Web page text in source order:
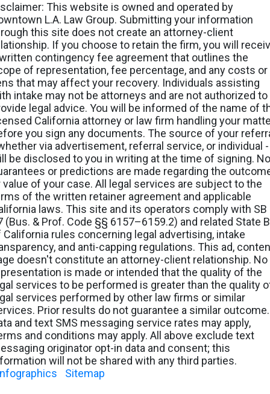
This website is owned and operated by
L.A. Law Group. Submitting your information
this site does not create an attorney-client
If you choose to retain the firm, you will
contingency fee agreement that outlines the
of representation, fee percentage, and any costs or
that may affect your recovery. Individuals assisting
intake may not be attorneys and are not authorized to
legal advice. You will be informed of the name of
California attorney or law firm handling your
you sign any documents. The source of your
via advertisement, referral service, or individual -
be disclosed to you in writing at the time of signing. No
or predictions are made regarding the
value of your case. All legal services are subject to the
of the written retainer agreement and applicable
laws. This site and its operators comply with SB
(Bus. & Prof. Code §§ 6157–6159.2) and related State
California rules concerning legal advertising, intake
and anti-capping regulations. This ad,
doesn't constitute an attorney-client relationship. No
is made or intended that the quality of the
services to be performed is greater than the quality
services performed by other law firms or similar
Prior results do not guarantee a similar outcome.
and text SMS messaging service rates may apply,
and conditions may apply. All above exclude text
originator opt-in data and consent; this
will not be shared with any third parties.
Sitemap